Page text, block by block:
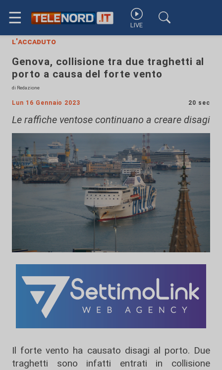
☰ LIVE
l'accaduto
Genova, collisione tra due traghetti al
porto a causa del forte vento
di Redazione
Lun 16 Gennaio 2023 20 sec
Le raffiche ventose continuano a creare disagi
Il forte vento ha causato disagi al porto. Due
traghetti sono infatti entrati in collisione